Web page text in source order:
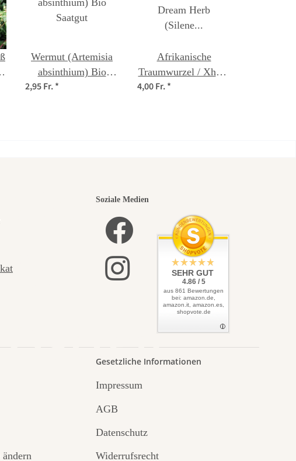
Wermut (Artemisia
absinthium) Bio
Saatgut
2,95 Fr.*
Afrikanische
Traumwurzel / Xhosa
Dream Herb (Silene
4,00 Fr.*
Soziale Medien
SEHR GUT
4.86 / 5
aus 861 Bewertungen
bei: amazon.de,
amazon.it, amazon.es,
shopvote.de
Gesetzliche Informationen
Impressum
AGB
Datenschutz
Widerrufsrecht